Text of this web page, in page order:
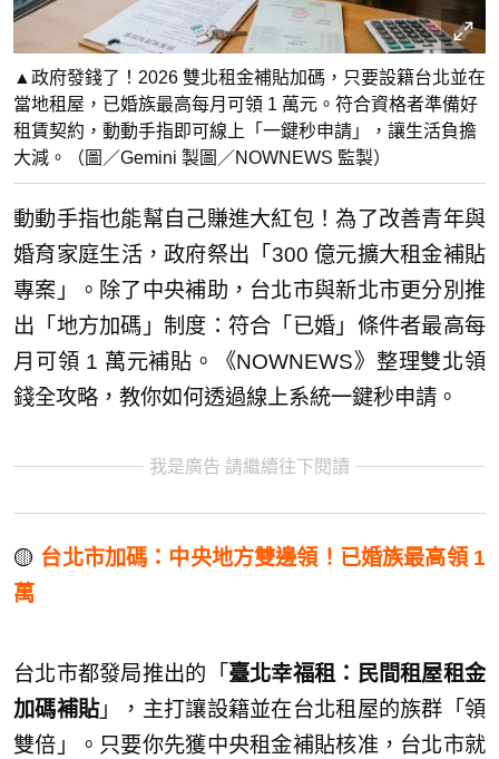
▲政府發錢了！2026 雙北租金補貼加碼，只要設籍台北並在
當地租屋，已婚族最高每月可領 1 萬元。符合資格者準備好
租賃契約，動動手指即可線上「一鍵秒申請」，讓生活負擔
大減。（圖／Gemini 製圖／NOWNEWS 監製）
動動手指也能幫自己賺進大紅包！為了改善青年與
婚育家庭生活，政府祭出「300 億元擴大租金補貼
專案」。除了中央補助，台北市與新北市更分別推
出「地方加碼」制度：符合「已婚」條件者最高每
月可領 1 萬元補貼。《NOWNEWS》整理雙北領
錢全攻略，教你如何透過線上系統一鍵秒申請。
我是廣告 請繼續往下閱讀
🟡 台北市加碼：中央地方雙邊領！已婚族最高領 1
萬
台北市都發局推出的「 臺北幸福租：民間租屋租金
加碼補貼」，主打讓設籍並在台北租屋的族群「領
雙倍」。只要你先獲中央租金補貼核准，台北市就